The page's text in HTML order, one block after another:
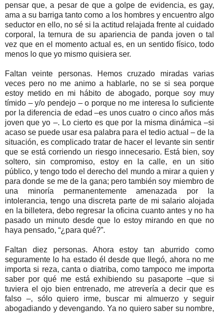
pensar que, a pesar de que a golpe de evidencia, es gay,
ama a su barriga tanto como a los hombres y encuentro algo
seductor en ello, no sé si la actitud relajada frente al cuidado
corporal, la ternura de su apariencia de panda joven o tal
vez que en el momento actual es, en un sentido físico, todo
menos lo que yo mismo quisiera ser.
Faltan veinte personas. Hemos cruzado miradas varias
veces pero no me animo a hablarle, no se si sea porque
estoy metido en mi hábito de abogado, porque soy muy
tímido – y/o pendejo – o porque no me interesa lo suficiente
por la diferencia de edad –es unos cuatro o cinco años más
joven que yo –. Lo cierto es que por la misma dinámica –si
acaso se puede usar esa palabra para el tedio actual – de la
situación, es complicado tratar de hacer el levante sin sentir
que se está corriendo un riesgo innecesario. Está bien, soy
soltero, sin compromiso, estoy en la calle, en un sitio
público, y tengo todo el derecho del mundo a mirar a quien y
para donde se me de la gana; pero también soy miembro de
una minoría permanentemente amenazada por la
intolerancia, tengo una discreta parte de mi salario alojada
en la billetera, debo regresar la oficina cuanto antes y no ha
pasado un minuto desde que lo estoy mirando en que no
haya pensado, “¿para qué?”.
Faltan diez personas. Ahora estoy tan aburrido como
seguramente lo ha estado él desde que llegó, ahora no me
importa si reza, canta o diatriba, como tampoco me importa
saber por qué me está exhibiendo su pasaporte –que si
tuviera el ojo bien entrenado, me atrevería a decir que es
falso –, sólo quiero irme, buscar mi almuerzo y seguir
abogadiando y devengando. Ya no quiero saber su nombre,